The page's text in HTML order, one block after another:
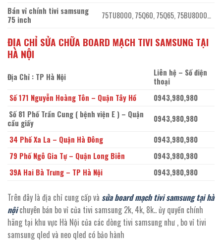
Bán vỉ chính tivi samsung
75 inch
75TU8000, 75Q60, 75Q65, 75BU8000…
ĐỊA CHỈ SỬA CHỮA BOARD MẠCH TIVI SAMSUNG TẠI
HÀ NỘI
Địa Chỉ : TP Hà Nội
Liên hệ – Số điện
thoại
Số 171 Nguyễn Hoàng Tôn – Quận Tây Hồ
0943,980,980
Số 81 Phố Trần Cung ( bệnh viện E ) – Quận
cầu giấy
0943,980,980
34 Phố Xa La – Quận Hà Đông
0943,980,980
79 Phố Ngô Gia Tự – Quận Long Biên
0943,980,980
39A Hai Bà Trưng – TP Hà Nội
0943,980,980
Trên đây là địa chỉ cung cấp và sửa board mạch tivi samsung tại hà
nộichuyên bán bo vỉ của tivi samsung 2k, 4k, 8k.. ủy quyền chính
hãng tại khu vực Hà Nội của các dòng tivi samsung như , bo vỉ tivi
samsung qled và neo qled có bảo hành